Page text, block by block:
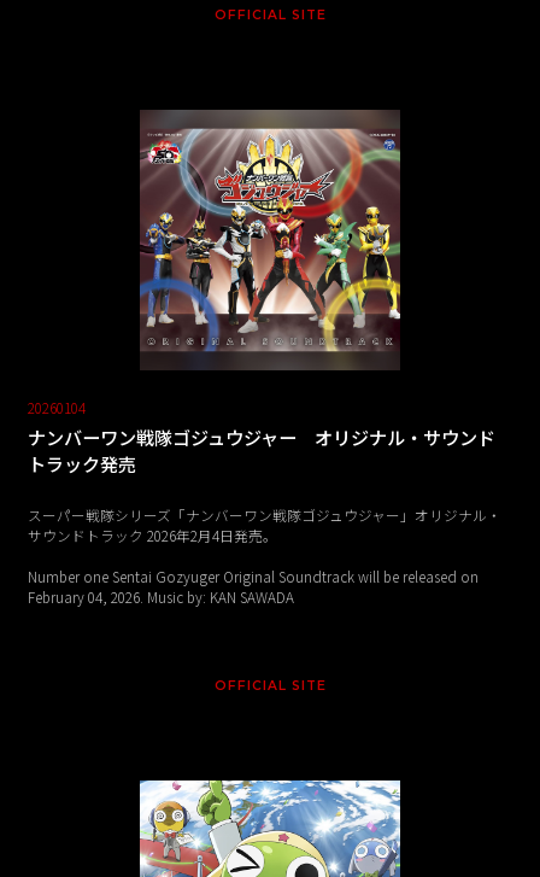
OFFICIAL SITE
20260104
ナンバーワン戦隊ゴジュウジャー オリジナル・サウンド
トラック発売
スーパー戦隊シリーズ「ナンバーワン戦隊ゴジュウジャー」オリジナル・
サウンドトラック 2026年2月4日発売。
Number one Sentai Gozyuger Original Soundtrack will be released on
February 04, 2026. Music by: KAN SAWADA
OFFICIAL SITE